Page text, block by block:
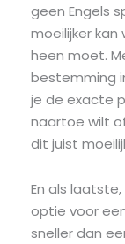
geen Engels
moeilijker
heen moet.
bestemming
je de exacte
naartoe wilt
dit juist
En als
optie voor
sneller dan